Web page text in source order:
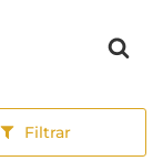
Filtrar